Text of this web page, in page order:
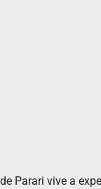
Parari vive a